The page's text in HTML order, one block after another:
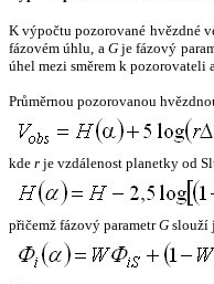
K výpočtu pozorované hvězdné
fázovém úhlu, a Gje fázový
úhel mezi směrem k pozorovateli
Průměrnou pozorovanou
kde r je vzdálenost planetky od
přičemž fázový parametrG slouží